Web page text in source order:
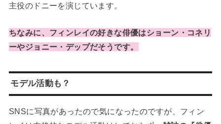
主役のドニーを演じています。
ちなみに、フィンレイの好きな俳優はショーン・コネリ
ーやジョニー・デップだそうです。
モデル活動も？
SNSに写真があったので気になったのですが、フィン